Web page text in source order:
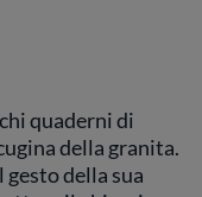
quaderni di
della granita.
gesto della sua